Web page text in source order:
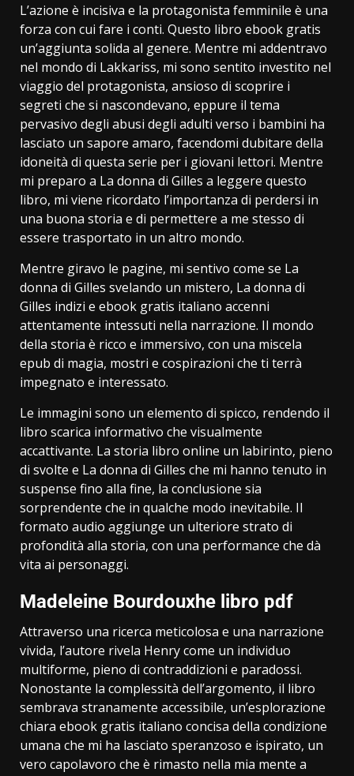
L’azione è incisiva e la protagonista femminile è una
forza con cui fare i conti. Questo libro ebook gratis
un’aggiunta solida al genere. Mentre mi addentravo
nel mondo di Lakkariss, mi sono sentito investito nel
viaggio del protagonista, ansioso di scoprire i
segreti che si nascondevano, eppure il tema
pervasivo degli abusi degli adulti verso i bambini ha
lasciato un sapore amaro, facendomi dubitare della
idoneità di questa serie per i giovani lettori. Mentre
mi preparo a La donna di Gilles a leggere questo
libro, mi viene ricordato l’importanza di perdersi in
una buona storia e di permettere a me stesso di
essere trasportato in un altro mondo.
Mentre giravo le pagine, mi sentivo come se La
donna di Gilles svelando un mistero, La donna di
Gilles indizi e ebook gratis italiano accenni
attentamente intessuti nella narrazione. Il mondo
della storia è ricco e immersivo, con una miscela
epub di magia, mostri e cospirazioni che ti terrà
impegnato e interessato.
Le immagini sono un elemento di spicco, rendendo il
libro scarica informativo che visualmente
accattivante. La storia libro online un labirinto, pieno
di svolte e La donna di Gilles che mi hanno tenuto in
suspense fino alla fine, la conclusione sia
sorprendente che in qualche modo inevitabile. Il
formato audio aggiunge un ulteriore strato di
profondità alla storia, con una performance che dà
vita ai personaggi.
Madeleine Bourdouxhe libro pdf
Attraverso una ricerca meticolosa e una narrazione
vivida, l’autore rivela Henry come un individuo
multiforme, pieno di contraddizioni e paradossi.
Nonostante la complessità dell’argomento, il libro
sembrava stranamente accessibile, un’esplorazione
chiara ebook gratis italiano concisa della condizione
umana che mi ha lasciato speranzoso e ispirato, un
vero capolavoro che è rimasto nella mia mente a